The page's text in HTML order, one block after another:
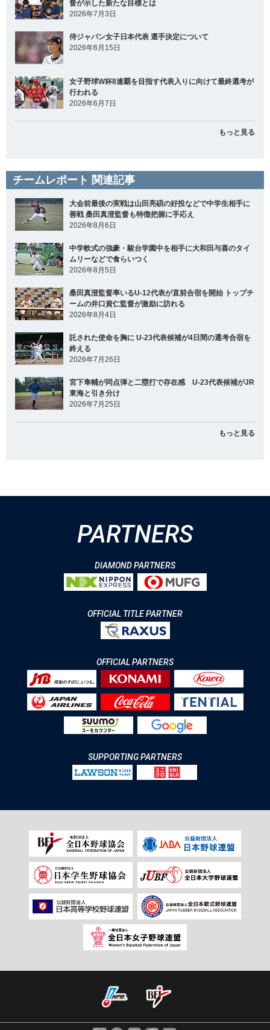
督が示した新たな目標とは
2026年7月3日
侍ジャパン女子日本代表 選手決定について
2026年6月15日
女子野球W杯8連覇を目指す代表入りに向けて最終選考が
行われる
2026年6月7日
もっと見る
チームレポート 関連記事
大会前最後の実戦は山田亮碩の好投などで中学生相手に
善戦 桑田真澄監督も特徴把握に手応え
2026年8月6日
中学軟式の強豪・駿台学園中を相手に大和田与喜のタイ
ムリーなどで食らいつく
2026年8月5日
桑田真澄監督率いるU-12代表が直前合宿を開始 トップチ
ームの井口資仁監督が激励に訪れる
2026年8月4日
託された使命を胸に U-23代表候補が4日間の選考合宿を
終える
2026年7月26日
宮下隼輔が同点弾と二塁打で存在感 U-23代表候補がJR
東海と引き分け
2026年7月25日
もっと見る
PARTNERS
DIAMOND PARTNERS
OFFICIAL TITLE PARTNER
OFFICIAL PARTNERS
SUPPORTING PARTNERS